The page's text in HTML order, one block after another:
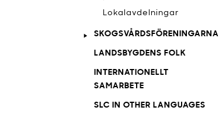
Lokalavdelningar
SKOGSVÅRDSFÖRENINGARNA
LANDSBYGDENS FOLK
INTERNATIONELLT
SAMARBETE
SLC IN OTHER LANGUAGES